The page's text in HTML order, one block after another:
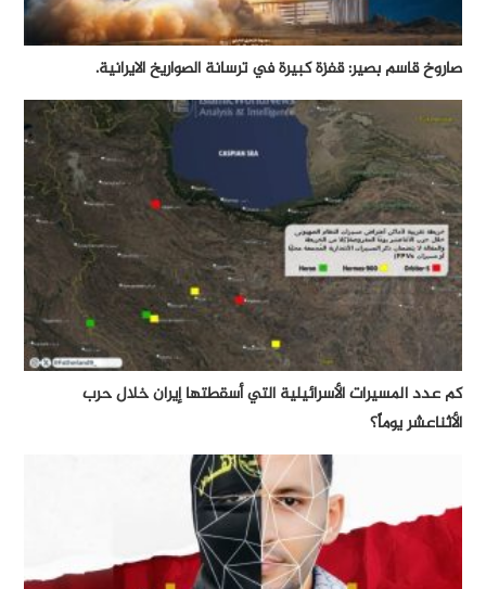
صاروخ قاسم بصير: قفزة كبيرة في ترسانة الصواريخ الايرانية.
كم عدد المسيرات الأسرائيلية التي أسقطتها إيران خلال حرب
الأثناعشر يوماً؟